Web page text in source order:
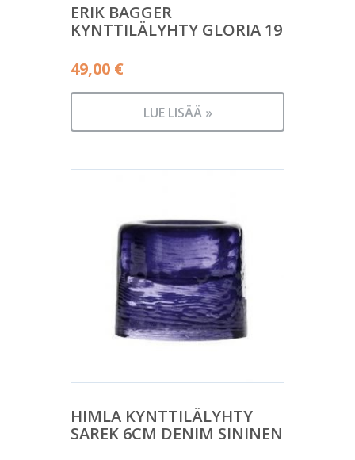
ERIK BAGGER
KYNTTILÄLYHTY GLORIA 19
49,00 €
LUE LISÄÄ »
HIMLA KYNTTILÄLYHTY
SAREK 6CM DENIM SININEN